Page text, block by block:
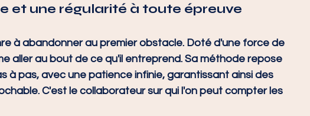
et une régularité à toute épreuve
à abandonner au premier obstacle. Doté d'une force de
aller au bout de ce qu'il entreprend. Sa méthode repose
à pas, avec une patience infinie, garantissant ainsi des
C'est le collaborateur sur qui l'on peut compter les